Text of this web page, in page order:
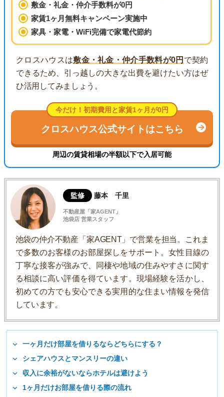
敷金・礼金・仲介手数料が0円
家賃1ヶ月無料キャンペーン実施中
家具・家電・WiFi完備で家電代節約
クロスハウスは敷金・礼金・仲介手数料が0円 で契約
できるため、引っ越しの大きな出費を避けたい方はぜ
ひ活用してみましょう。
今だけ！初期費用と家賃1ヶ月が0円
クロスハウス公式サイトはこちら
周辺の賃貸相場の半額以下で入居可能
監修 藤本 千里
不動産屋「家AGENT」
池袋店 営業スタッフ
池袋の仲介不動産「家AGENT」で営業を担当。これま
で多数のお客様のお部屋探しをサポート。女性目線の
丁寧な接客が強みで、同棲や地域の住みやすさに関す
る相談に高い評価を得ています。現場経験を活かし、
初めての方でも安心できる実用的な住まい情報を発信
しています。
一ヶ月だけ部屋を借りるならどちらにする？
シェアハウスとマンスリーの違い
収入に余裕がないならホテルは避けよう
1ヶ月だけお部屋を借りる際の流れ